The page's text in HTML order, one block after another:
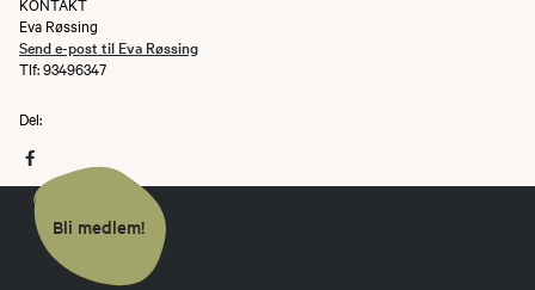
Eva Røssing
Send e-post til Eva Røssing
Tlf: 93496347
Del:
Bli medlem!